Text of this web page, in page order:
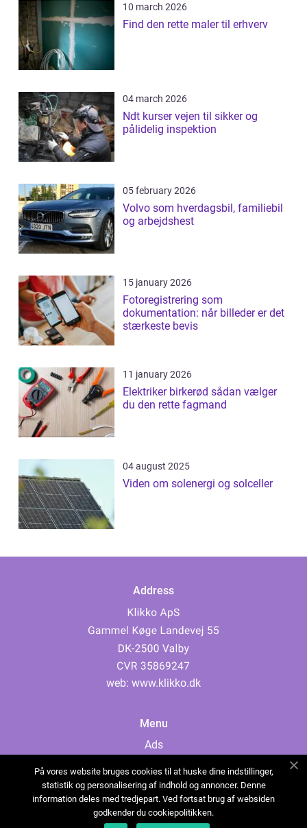
10 march 2026
Find den rette maler til erhverv
04 march 2026
Ndt kurser vejen til sikker og
pålidelig inspektion
05 february 2026
Volvo som hverdagsbil, familiebil
og arbejdshest
15 january 2026
Fotoregistrering som
dokumentation: når billeder er det
stærkeste bevis
11 january 2026
Elektriker birkerød sådan vælger
du den rette fagmand
04 august 2025
Viden om solenergi og solceller
Address
web: www.klikko.dk
Menu
Ads
Cookies
Contact
Sitemap
På vores website bruges cookies til at huske dine indstillinger,
statistik og personalisering af indhold og annoncer. Denne
information deles med tredjepart. Ved fortsat brug af websiden
godkender du cookiepolitikken.